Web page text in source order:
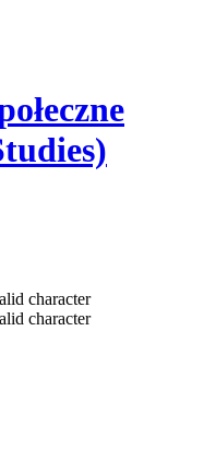
character
character